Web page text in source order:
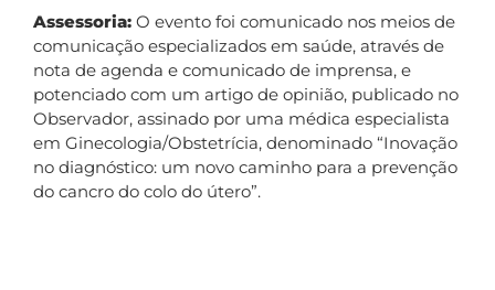
Assessoria: O evento foi comunicado nos meios de
comunicação especializados em saúde, através de
nota de agenda e comunicado de imprensa, e
potenciado com um artigo de opinião, publicado no
Observador, assinado por uma médica especialista
em Ginecologia/Obstetrícia, denominado “Inovação
no diagnóstico: um novo caminho para a prevenção
do cancro do colo do útero”.